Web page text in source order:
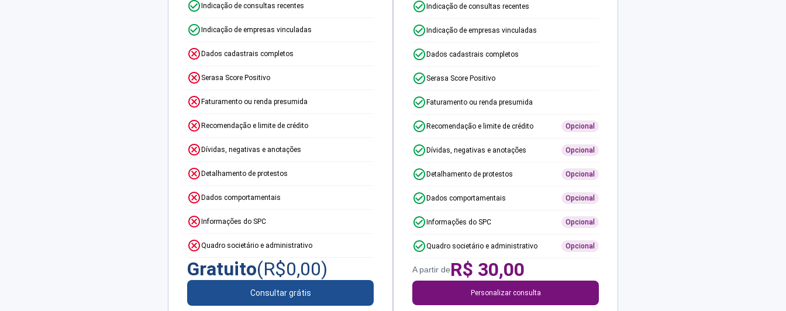
Indicação de consultas recentes
Indicação de empresas vinculadas
Dados cadastrais completos
Serasa Score Positivo
Faturamento ou renda presumida
Recomendação e limite de crédito
Dívidas, negativas e anotações
Detalhamento de protestos
Dados comportamentais
Informações do SPC
Quadro societário e administrativo
Gratuito(R$0,00)
Consultar grátis
Indicação de consultas recentes
Indicação de empresas vinculadas
Dados cadastrais completos
Serasa Score Positivo
Faturamento ou renda presumida
Recomendação e limite de crédito Opcional
Dívidas, negativas e anotações Opcional
Detalhamento de protestos Opcional
Dados comportamentais Opcional
Informações do SPC Opcional
Quadro societário e administrativo Opcional
A partir deR$ 30,00
Personalizar consulta